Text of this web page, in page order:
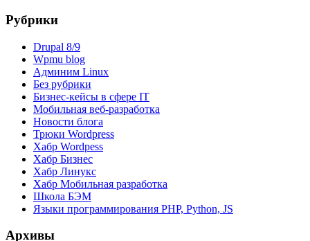
Рубрики
Drupal 8/9
Wpmu blog
Админим Linux
Без рубрики
Бизнес-кейсы в сфере IT
Мобильная веб-разработка
Новости блога
Трюки Wordpress
Хабр Wordpess
Хабр Бизнес
Хабр Линукс
Хабр Мобильная разработка
Школа БЭМ
Языки программирования PHP, Python, JS
Архивы